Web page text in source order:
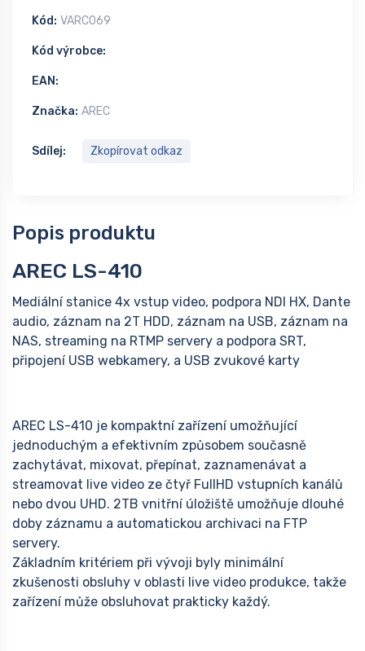
Kód: VARC069
Kód výrobce:
EAN:
Značka: AREC
Sdílej: Zkopírovat odkaz
Popis produktu
AREC LS-410
Mediální stanice 4x vstup video, podpora NDI HX, Dante
audio, záznam na 2T HDD, záznam na USB, záznam na
NAS, streaming na RTMP servery a podpora SRT,
připojení USB webkamery, a USB zvukové karty
AREC LS-410 je kompaktní zařízení umožňující
jednoduchým a efektivním způsobem současně
zachytávat, mixovat, přepínat, zaznamenávat a
streamovat live video ze čtyř FullHD vstupních kanálů
nebo dvou UHD. 2TB vnitřní úložiště umožňuje dlouhé
doby záznamu a automatickou archivaci na FTP
servery.
Základním kritériem při vývoji byly minimální
zkušenosti obsluhy v oblasti live video produkce, takže
zařízení může obsluhovat prakticky každý.